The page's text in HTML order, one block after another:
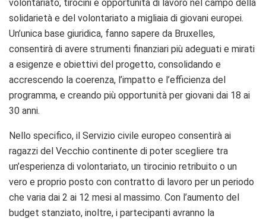
volontariato, tirocini e opportunità di lavoro nel campo della
solidarietà e del volontariato a migliaia di giovani europei.
Un’unica base giuridica, fanno sapere da Bruxelles,
consentirà di avere strumenti finanziari più adeguati e mirati
a esigenze e obiettivi del progetto, consolidando e
accrescendo la coerenza, l’impatto e l’efficienza del
programma, e creando più opportunità per giovani dai 18 ai
30 anni.
Nello specifico, il Servizio civile europeo consentirà ai
ragazzi del Vecchio continente di poter scegliere tra
un’esperienza di volontariato, un tirocinio retribuito o un
vero e proprio posto con contratto di lavoro per un periodo
che varia dai 2 ai 12 mesi al massimo. Con l’aumento del
budget stanziato, inoltre, i partecipanti avranno la